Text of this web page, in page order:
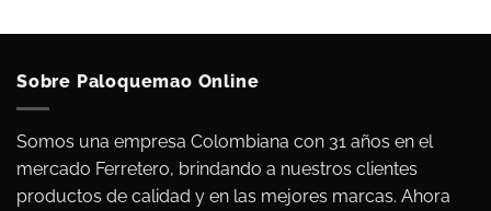
Sobre Paloquemao Online
Somos una empresa Colombiana con 31 años en el
mercado Ferretero, brindando a nuestros clientes
productos de calidad y en las mejores marcas. Ahora